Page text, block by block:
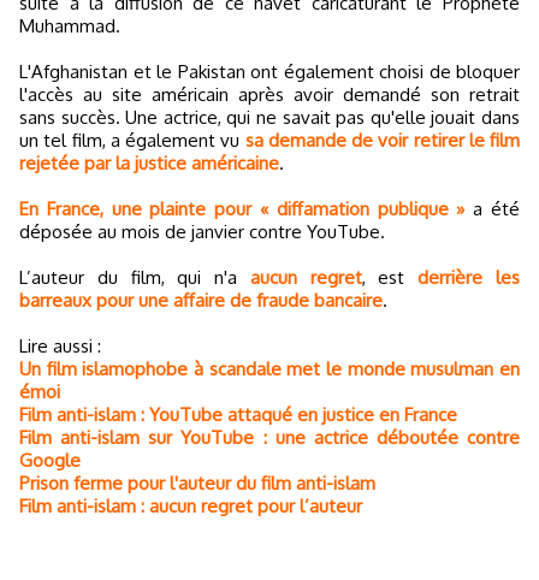
Muhammad.
L'Afghanistan et le Pakistan ont également choisi de bloquer
l'accès au site américain après avoir demandé son retrait
sans succès. Une actrice, qui ne savait pas qu'elle jouait dans
un tel film, a également vu sa demande de voir retirer le film
rejetée par la justice américaine.
En France, une plainte pour « diffamation publique »a été
déposée au mois de janvier contre YouTube.
L’auteur du film, qui n'a aucun regret, estderrière les
barreaux pour une affaire de fraude bancaire.
Lire aussi :
Un film islamophobe à scandale met le monde musulman en
émoi
Film anti-islam : YouTube attaqué en justice en France
Film anti-islam sur YouTube : une actrice déboutée contre
Google
Prison ferme pour l'auteur du film anti-islam
Film anti-islam : aucun regret pour l’auteur